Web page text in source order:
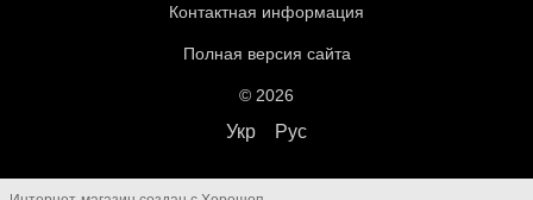
Контактная информация
Полная версия сайта
© 2026
Укр Рус